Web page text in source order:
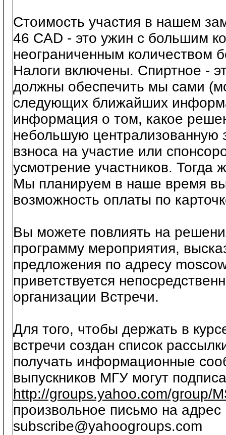
Стоимость участия в нашем
46 CAD - это ужин с большим
неограниченным количеством
Налоги включены. Спиртное -
должны обеспечить мы сами
следующих ближайших
информация о том, какое
небольшую централизованную
взноса на участие или
усмотрение участников.
Мы планируем в наше время
возможность оплаты по
Вы можете повлиять на
программу мероприятия,
предложения по адресу
приветствуется
организации Встречи.
Для того, чтобы держать в
встречи создан список
получать информационные
выпускников МГУ могут
http://groups.yahoo.com/group/
произвольное письмо на
subscribe@yahoogroups.com